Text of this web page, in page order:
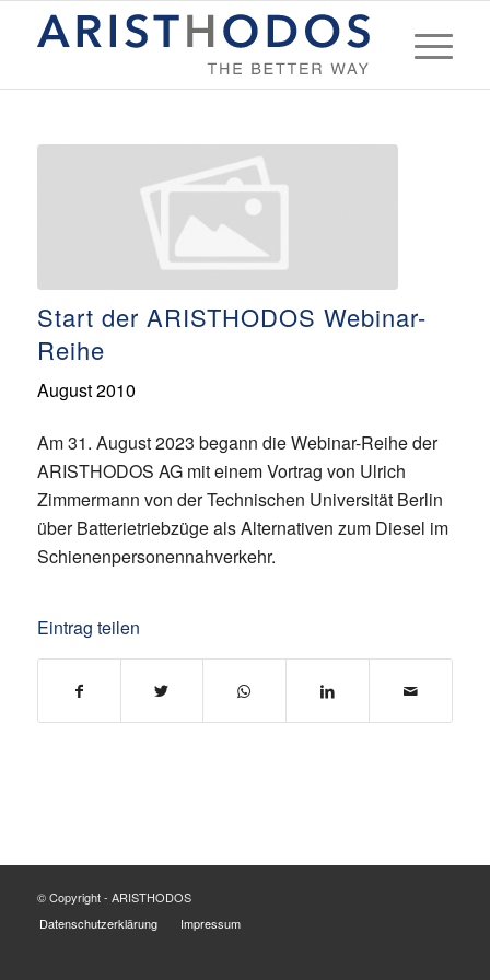
Start der ARISTHODOS Webinar-
Reihe
August 2010
Am 31. August 2023 begann die Webinar-Reihe der
ARISTHODOS AG mit einem Vortrag von Ulrich
Zimmermann von der Technischen Universität Berlin
über Batterietriebzüge als Alternativen zum Diesel im
Schienenpersonennahverkehr.
Eintrag teilen
© Copyright - ARISTHODOS
Datenschutzerklärung
Impressum